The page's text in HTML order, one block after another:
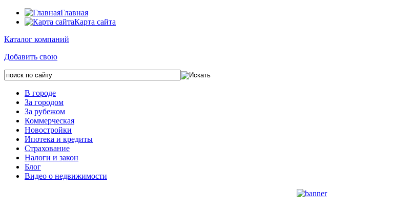
Главная
Карта сайта
Каталог компаний
Добавить свою
В городе
За городом
За рубежом
Коммерческая
Новостройки
Ипотека и кредиты
Страхование
Налоги и закон
Блог
Видео о недвижимости